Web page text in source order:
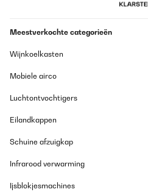
Meestverkochte categorieën
Wijnkoelkasten
Mobiele airco
Luchtontvochtigers
Eilandkappen
Schuine afzuigkap
Infrarood verwarming
Ijsblokjesmachines